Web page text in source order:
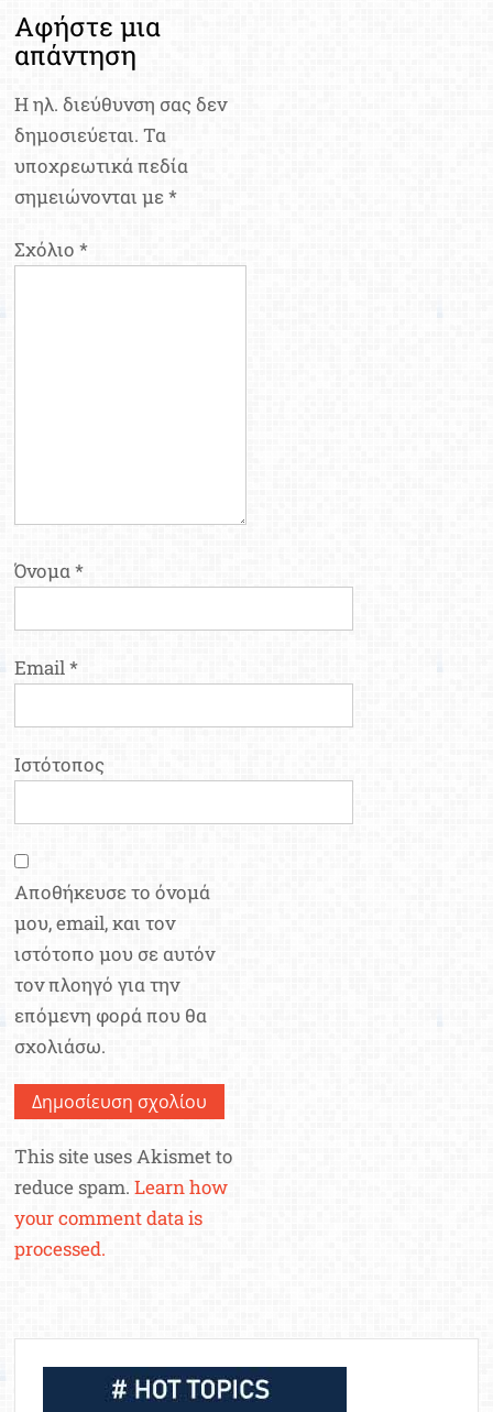
Αφήστε μια
απάντηση
Η ηλ. διεύθυνση σας δεν
δημοσιεύεται. Τα
υποχρεωτικά πεδία
σημειώνονται με*
Σχόλιο*
Όνομα*
Email*
Ιστότοπος
Αποθήκευσε το όνομά
μου, email, και τον
ιστότοπο μου σε αυτόν
τον πλοηγό για την
επόμενη φορά που θα
σχολιάσω.
This site uses Akismet to
reduce spam.Learn how
your comment data is
processed.